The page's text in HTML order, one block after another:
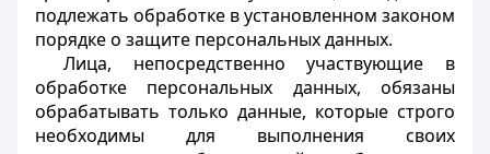
подлежать обработке в установленном законом
порядке о защите персональных данных.
Лица, непосредственно участвующие в
обработке персональных данных, обязаны
обрабатывать только данные, которые строго
необходимы для выполнения своих